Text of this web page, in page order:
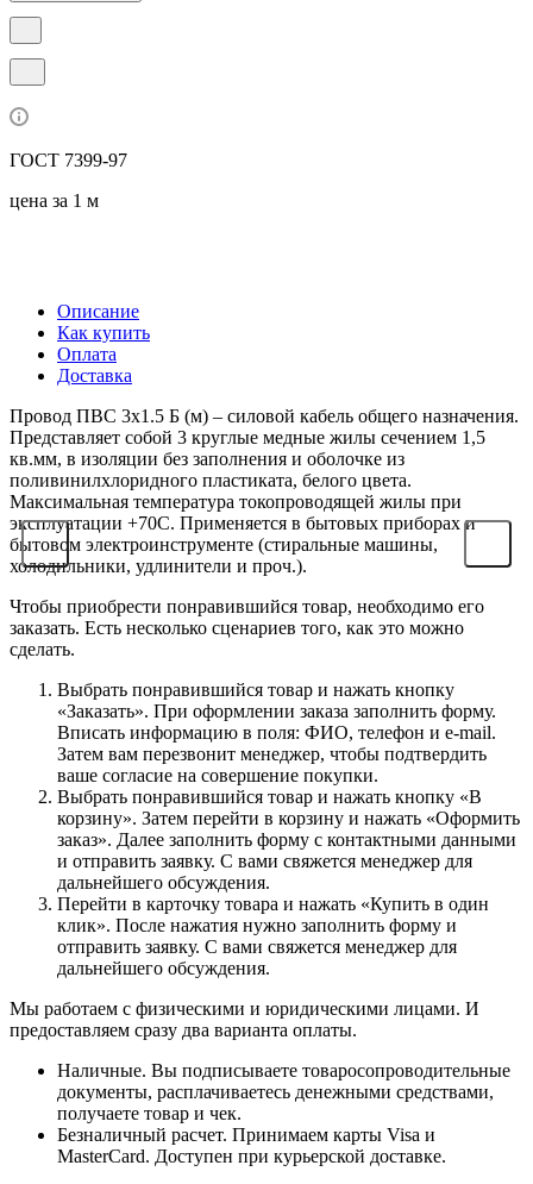
ГОСТ 7399-97
цена за 1 м
Описание
Как купить
Оплата
Доставка
Провод ПВС 3х1.5 Б (м) – силовой кабель общего назначения.
Представляет собой 3 круглые медные жилы сечением 1,5
кв.мм, в изоляции без заполнения и оболочке из
поливинилхлоридного пластиката, белого цвета.
Максимальная температура токопроводящей жилы при
эксплуатации +70С. Применяется в бытовых приборах и
бытовом электроинструменте (стиральные машины,
холодильники, удлинители и проч.).
Чтобы приобрести понравившийся товар, необходимо его
заказать. Есть несколько сценариев того, как это можно
сделать.
Выбрать понравившийся товар и нажать кнопку
«Заказать». При оформлении заказа заполнить форму.
Вписать информацию в поля: ФИО, телефон и e-mail.
Затем вам перезвонит менеджер, чтобы подтвердить
ваше согласие на совершение покупки.
Выбрать понравившийся товар и нажать кнопку «В
корзину». Затем перейти в корзину и нажать «Оформить
заказ». Далее заполнить форму с контактными данными
и отправить заявку. С вами свяжется менеджер для
дальнейшего обсуждения.
Перейти в карточку товара и нажать «Купить в один
клик». После нажатия нужно заполнить форму и
отправить заявку. С вами свяжется менеджер для
дальнейшего обсуждения.
Мы работаем с физическими и юридическими лицами. И
предоставляем сразу два варианта оплаты.
Наличные. Вы подписываете товаросопроводительные
документы, расплачиваетесь денежными средствами,
получаете товар и чек.
Безналичный расчет. Принимаем карты Visa и
MasterCard. Доступен при курьерской доставке.